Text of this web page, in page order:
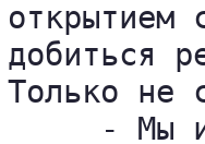
добиться
Только не
- Мы